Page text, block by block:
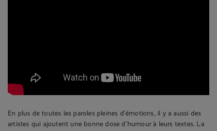
En plus de toutes les paroles pleines d’émotions, il y a aussi des
artistes qui ajoutent une bonne dose d’humour à leurs textes. La